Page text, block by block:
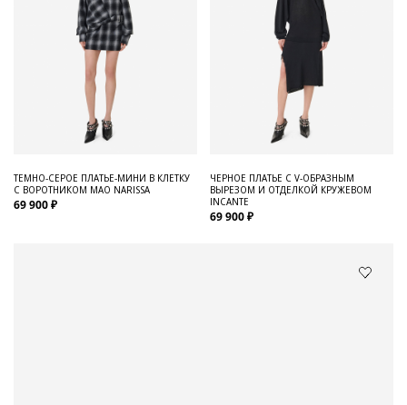
ТЕМНО-СЕРОЕ ПЛАТЬЕ-МИНИ В КЛЕТКУ
С ВОРОТНИКОМ МАО NARISSA
69 900 ₽
ЧЕРНОЕ ПЛАТЬЕ С V-ОБРАЗНЫМ
ВЫРЕЗОМ И ОТДЕЛКОЙ КРУЖЕВОМ
INCANTE
69 900 ₽